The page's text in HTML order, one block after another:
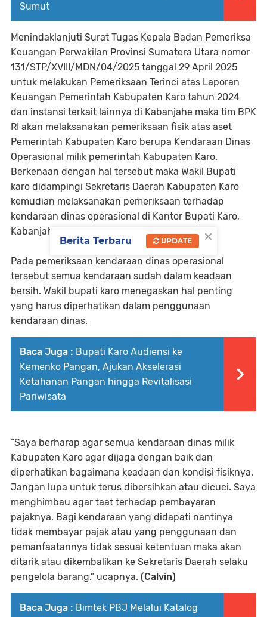
Sumut
Menindaklanjuti Surat Tugas Kepala Badan Pemeriksa
Keuangan Perwakilan Provinsi Sumatera Utara nomor
131/STP/XVIII/MDN/04/2025 tanggal 29 April 2025
untuk melakukan Pemeriksaan Terinci atas Laporan
Keuangan Pemerintah Kabupaten Karo tahun 2024
dan instansi terkait lainnya di Kabanjahe maka tim BPK
RI akan melaksanakan pemeriksaan fisik atas aset
Pemerintah Kabupaten Karo berupa Kendaraan Dinas
Operasional milik pemerintah Kabupaten Karo.
Berkenaan dengan hal tersebut maka Wakil Bupati
karo didampingi Sekretaris Daerah Kabupaten Karo
kemudian melaksanakan pemeriksaan terhadap
kendaraan dinas operasional di Kantor Bupati Karo,
Kabanjahe.
Pada pemeriksaan kendaraan dinas operasional
tersebut semua kendaraan sudah dalam keadaan
bersih. Wakil bupati karo menegaskan hal penting
yang harus diperhatikan dalam penggunaan
kendaraan dinas.
Baca Juga : Bupati Karo Audiensi ke
Kemenko Pangan, Ajukan Akselerasi
Ketahanan Pangan hingga Revitalisasi
Pariwisata
“Saya berharap agar semua kendaraan dinas milik
Kabupaten Karo agar dijaga dengan baik dan
diperhatikan bagaimana keadaan dan kondisi fisiknya.
Jangan lupa untuk terus dibersihkan atau dicuci. Saya
menghimbau agar taat terhadap pembayaran
pajaknya. Bagi kendaraan yang didapati nantinya
tidak membayar pajak atau yang penggunaan dan
pemanfaatannya tidak sesuai ketentuan maka akan
ditarik atau dikembalikan ke Sekretaris Daerah selaku
pengelola barang.” ucapnya. (Calvin)
Baca Juga : Bimtek PBJ Melalui Katalog
×
Berita Terbaru UPDATE